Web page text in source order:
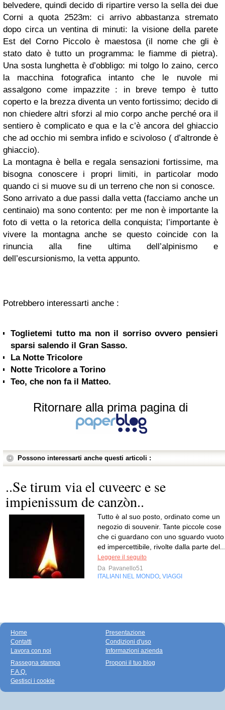
belvedere, quindi decido di ripartire verso la sella dei due
Corni a quota 2523m: ci arrivo abbastanza stremato
dopo circa un ventina di minuti: la visione della parete
Est del Corno Piccolo è maestosa (il nome che gli è
stato dato è tutto un programma: le fiamme di pietra).
Una sosta lunghetta è d’obbligo: mi tolgo lo zaino, cerco
la macchina fotografica intanto che le nuvole mi
assalgono come impazzite : in breve tempo è tutto
coperto e la brezza diventa un vento fortissimo; decido di
non chiedere altri sforzi al mio corpo anche perché ora il
sentiero è complicato e qua e la c’è ancora del ghiaccio
che ad occhio mi sembra infido e scivoloso ( d’altronde è
ghiaccio).
La montagna è bella e regala sensazioni fortissime, ma
bisogna conoscere i propri limiti, in particolar modo
quando ci si muove su di un terreno che non si conosce.
Sono arrivato a due passi dalla vetta (facciamo anche un
centinaio) ma sono contento: per me non è importante la
foto di vetta o la retorica della conquista; l’importante è
vivere la montagna anche se questo coincide con la
rinuncia alla fine ultima dell’alpinismo e
dell’escursionismo, la vetta appunto.
Potrebbero interessarti anche :
Toglietemi tutto ma non il sorriso ovvero pensieri
sparsi salendo il Gran Sasso.
La Notte Tricolore
Notte Tricolore a Torino
Teo, che non fa il Matteo.
Ritornare alla prima pagina di
Possono interessarti anche questi articoli :
..Se tirum via el cuveerc e se
impienissum de canzòn..
Tutto è al suo posto, ordinato come un
negozio di souvenir. Tante piccole cose
che ci guardano con uno sguardo vuoto
ed impercettibile, rivolte dalla parte
Leggere il seguito
Da Pavanello51
ITALIANI NEL MONDO VIAGGI
Home
Contatti
Lavora con noi
Presentazione
Condizioni d'uso
Informazioni azienda
Rassegna stampa
F.A.Q.
Gestisci i cookie
Proponi il tuo blog